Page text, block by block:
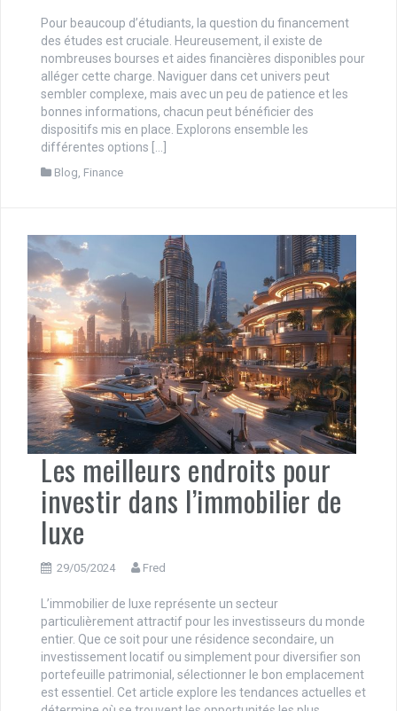
Pour beaucoup d’étudiants, la question du financement
des études est cruciale. Heureusement, il existe de
nombreuses bourses et aides financières disponibles pour
alléger cette charge. Naviguer dans cet univers peut
sembler complexe, mais avec un peu de patience et les
bonnes informations, chacun peut bénéficier des
dispositifs mis en place. Explorons ensemble les
différentes options […]
Blog Finance
Les meilleurs endroits pour
investir dans l’immobilier de
luxe
29/05/2024 Fred
L’immobilier de luxe représente un secteur
particulièrement attractif pour les investisseurs du monde
entier. Que ce soit pour une résidence secondaire, un
investissement locatif ou simplement pour diversifier son
portefeuille patrimonial, sélectionner le bon emplacement
est essentiel. Cet article explore les tendances actuelles et